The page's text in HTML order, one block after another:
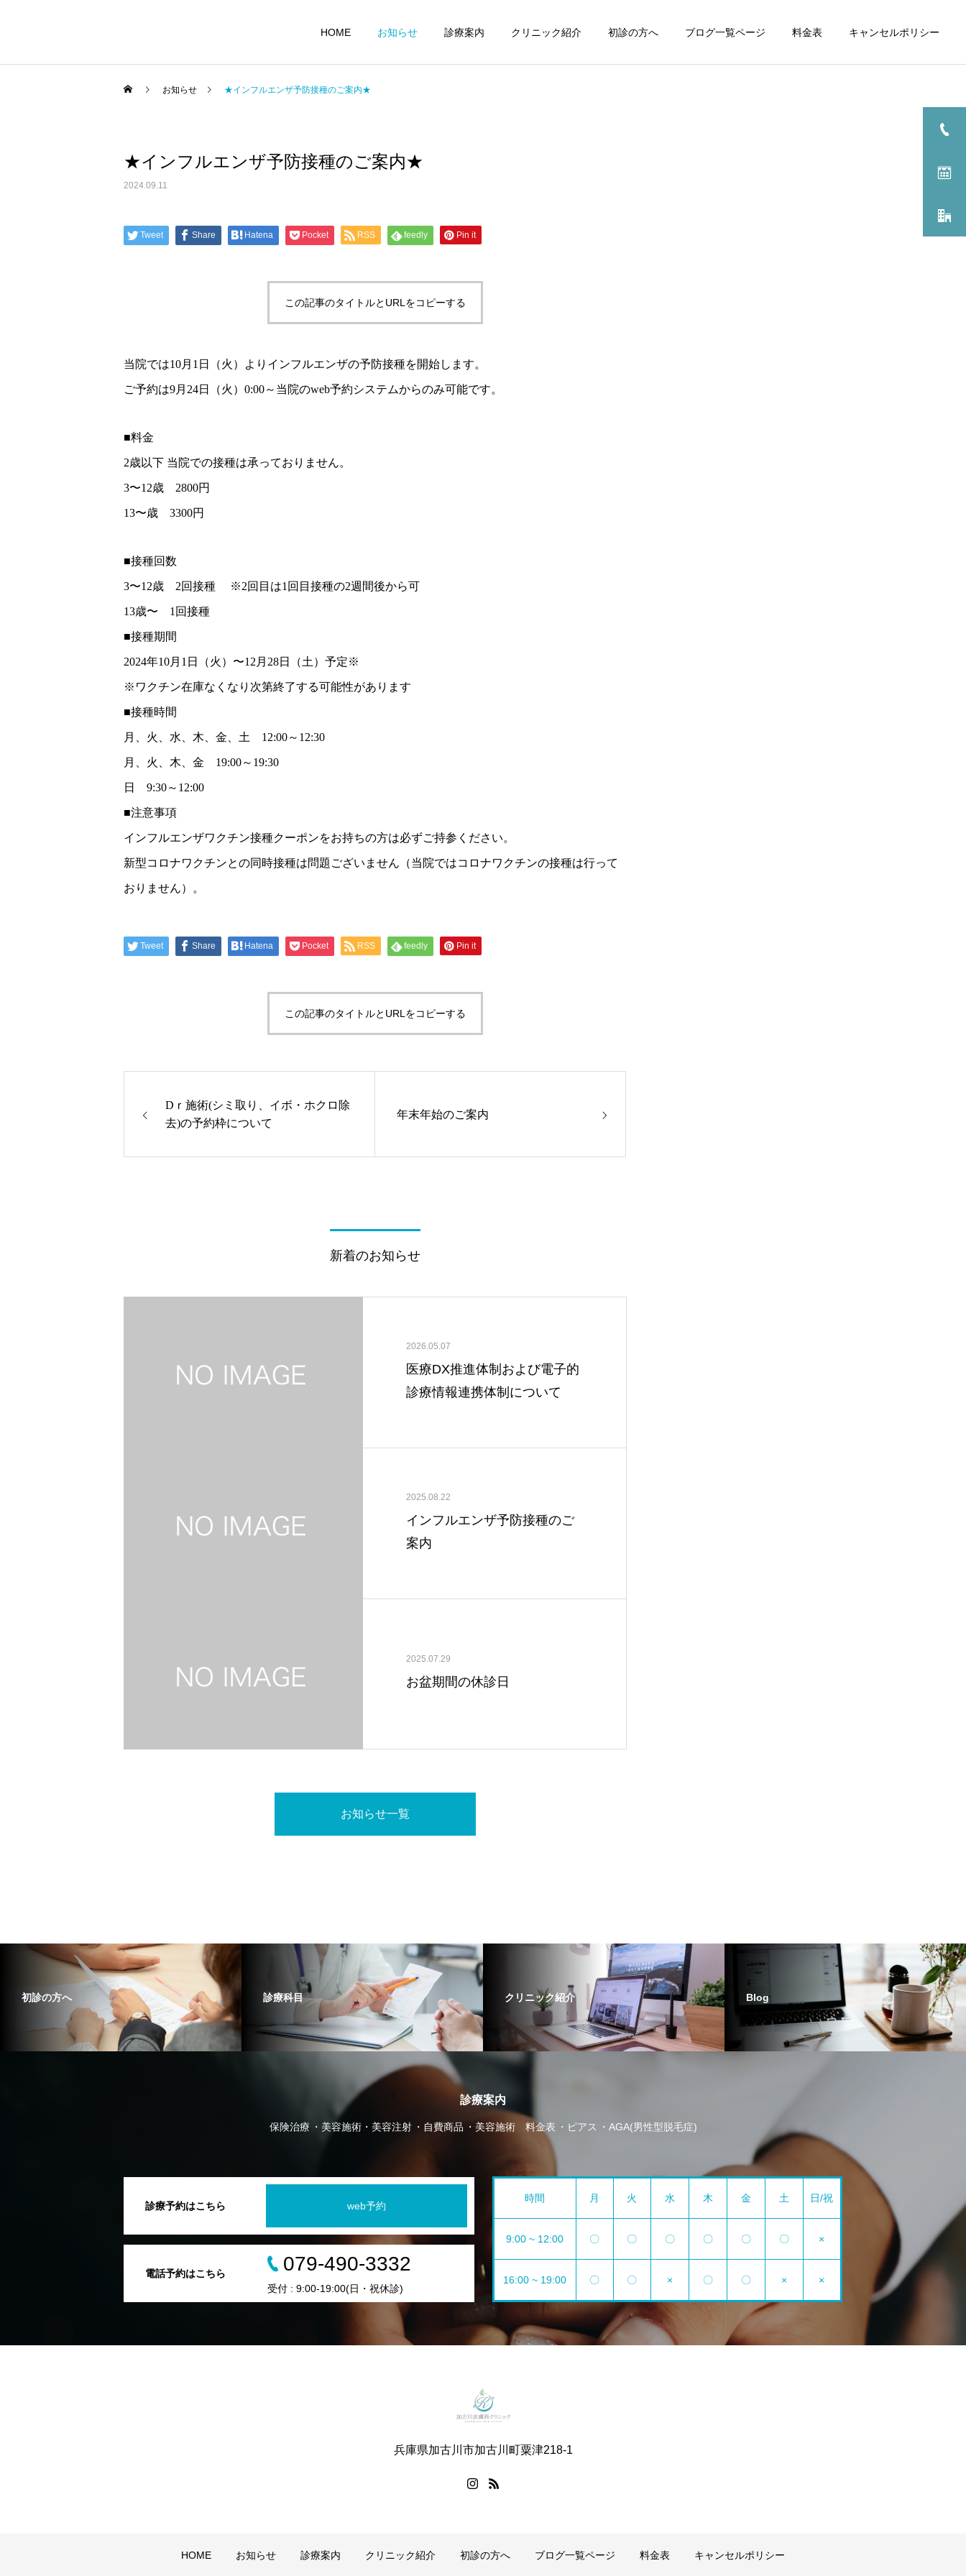
HOME お知らせ 診療案内 クリニック紹介 初診の方へ ブログ一覧ページ 料金表 キャンセルポリシー
保険治療 美容施術・美容注射
ピアス AGA(男性型脱毛症)
お知らせ ★インフルエンザ予防接種のご案内★
★インフルエンザ予防接種のご案内★
2024.09.11
Tweet Share Hatena Pocket RSS feedly Pin it
この記事のタイトルとURLをコピーする
当院では10月1日（火）よりインフルエンザの予防接種を開始します。
ご予約は9月24日（火）0:00～当院のweb予約システムからのみ可能です。
■料金
2歳以下 当院での接種は承っておりません。
3〜12歳 2800円
13〜歳 3300円
■接種回数
3〜12歳 2回接種 ※2回目は1回目接種の2週間後から可
13歳〜 1回接種
■接種期間
2024年10月1日（火）〜12月28日（土）予定※
※ワクチン在庫なくなり次第終了する可能性があります
■接種時間
月、火、水、木、金、土 12:00～12:30
月、火、木、金 19:00～19:30
日 9:30～12:00
■注意事項
インフルエンザワクチン接種クーポンをお持ちの方は必ずご持参ください。
新型コロナワクチンとの同時接種は問題ございません（当院ではコロナワクチンの接種は行って
おりません）。
Tweet Share Hatena Pocket RSS feedly Pin it
この記事のタイトルとURLをコピーする
Dｒ施術(シミ取り、イボ・ホクロ除
去)の予約枠について
年末年始のご案内
新着のお知らせ
2026.05.07
医療DX推進体制および電子的
診療情報連携体制について
2025.08.22
インフルエンザ予防接種のご
案内
2025.07.29
お盆期間の休診日
お知らせ一覧
初診の方へ 診療科目 クリニック紹介 Blog
診療案内
保険治療 美容施術・美容注射 自費商品 美容施術 料金表 ピアス AGA(男性型脱毛症)
診療予約はこちら web予約
電話予約はこちら 079-490-3332
受付 : 9:00-19:00(日・祝休診)
時間 月 火 水 木 金 土 日/祝
9:00 ~ 12:00 〇 〇 〇 〇 〇 〇 ×
16:00 ~ 19:00 〇 〇 × 〇 〇 × ×
兵庫県加古川市加古川町粟津218-1
HOME お知らせ 診療案内 クリニック紹介 初診の方へ ブログ一覧ページ 料金表 キャンセルポリシー